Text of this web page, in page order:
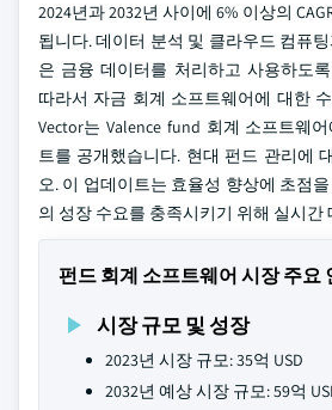
2024년과 2032년 사이에 6% 이상의
됩니다. 데이터 분석 및 클라우드 컴퓨
은 금융 데이터를 처리하고 사용하도
따라서 자금 회계 소프트웨어에 대한
Vector는 Valence fund 회계 소프트웨
트를 공개했습니다. 현대 펀드 관리에
오. 이 업데이트는 효율성 향상에 초점
의 성장 수요를 충족시키기 위해 실시간
펀드 회계 소프트웨어 시장 주요
시장 규모 및 성장
2023년 시장 규모: 35억 USD
2032년 예상 시장 규모: 59억